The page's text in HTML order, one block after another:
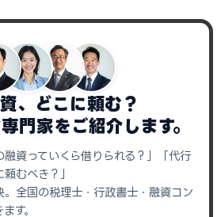
、どこに頼む？
門家をご紹介します。
融資っていくら借りられる？」「代行
むべき？」
。全国の税理士・行政書士・融資コン
す。